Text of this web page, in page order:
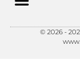
© 2026 -